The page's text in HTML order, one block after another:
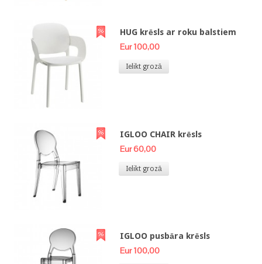
HUG krēsls ar roku balstiem
Eur 100,00
Ielikt grozā
IGLOO CHAIR krēsls
Eur 60,00
Ielikt grozā
IGLOO pusbāra krēsls
Eur 100,00